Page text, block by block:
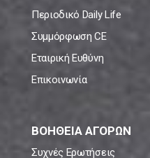
Περιοδικό Daily Life
Συμμόρφωση CE
Εταιρική Ευθύνη
Επικοινωνία
ΒΟΗΘΕΙΑ ΑΓΟΡΩΝ
Συχνές Ερωτήσεις